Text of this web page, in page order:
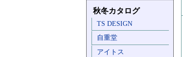
秋冬カタログ
TS DESIGN
自重堂
アイトス